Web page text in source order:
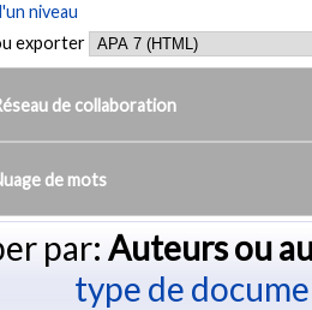
niveau
exporter
de collaboration
de mots
par: Auteurs ou
type de